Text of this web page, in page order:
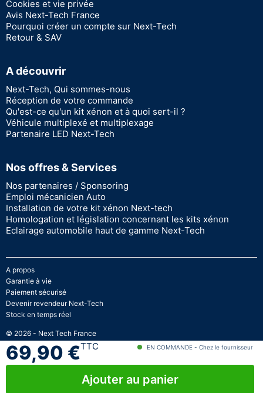
69,90 €TTC EN COMMANDE - Chez le fournisseur
Ajouter au panier
Cookies et vie privée
Avis Next-Tech France
Pourquoi créer un compte sur Next-Tech
Retour & SAV
A découvrir
Next-Tech, Qui sommes-nous
Réception de votre commande
Qu'est-ce qu'un kit xénon et à quoi sert-il ?
Véhicule multiplexé et multiplexage
Partenaire LED Next-Tech
Nos offres & Services
Nos partenaires / Sponsoring
Emploi mécanicien Auto
Installation de votre kit xénon Next-tech
Homologation et législation concernant les kits xénon
Eclairage automobile haut de gamme Next-Tech
A propos
Garantie à vie
Paiement sécurisé
Devenir revendeur Next-Tech
Stock en temps réel
© 2026 - Next Tech France